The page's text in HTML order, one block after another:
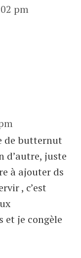
pm
de butternut
d’autre, juste
à ajouter ds
, c’est
et je congèle